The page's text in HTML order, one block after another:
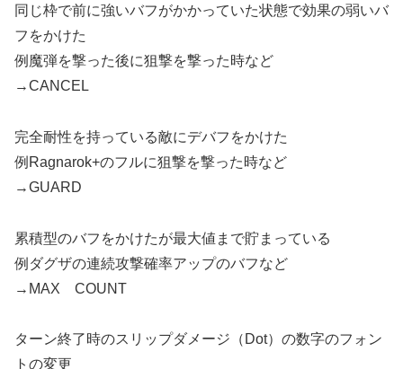
同じ枠で前に強いバフがかかっていた状態で効果の弱いバ
フをかけた
例魔弾を撃った後に狙撃を撃った時など
→CANCEL
完全耐性を持っている敵にデバフをかけた
例Ragnarok+のフルに狙撃を撃った時など
→GUARD
累積型のバフをかけたが最大値まで貯まっている
例ダグザの連続攻撃確率アップのバフなど
→MAX COUNT
ターン終了時のスリップダメージ（Dot）の数字のフォン
トの変更